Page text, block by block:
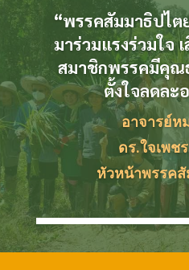
“พรรคสัมมาธิปไ
มาร่วมแรงร่วมใจ
สมาชิกพรรคมีคุณ
ตั้งใจลดละ
อาจารย์ห
ดร.ใจเพช
หัวหน้าพรรค